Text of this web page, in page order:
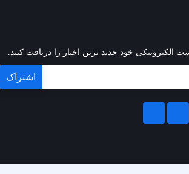
الکترونیکی خود جدید ترین اخبار را دریافت کنید.